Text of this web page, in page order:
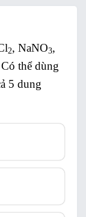
2, NaNO3,
thể dùng
5 dung